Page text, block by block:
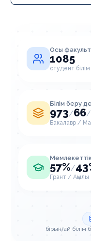
Осы
1085
студент
Білім беру
973/66/
Бакалавр /
57%/
Грант / Ақылы
бірыңғай